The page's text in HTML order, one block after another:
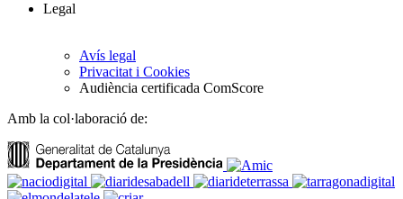
Legal
Avís legal
Privacitat i Cookies
Audiència certificada ComScore
Amb la col·laboració de: